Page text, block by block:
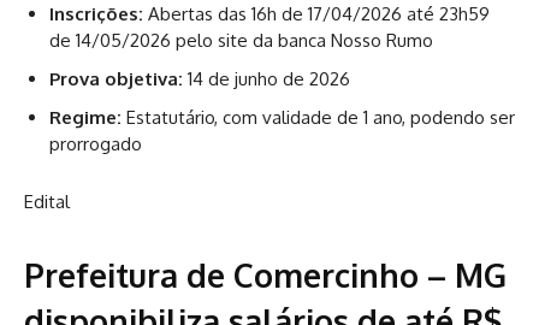
Inscrições: Abertas das 16h de 17/04/2026 até 23h59
de 14/05/2026 pelo site da banca Nosso Rumo
Prova objetiva: 14 de junho de 2026
Regime: Estatutário, com validade de 1 ano, podendo ser
prorrogado
Edital
Prefeitura de Comercinho – MG